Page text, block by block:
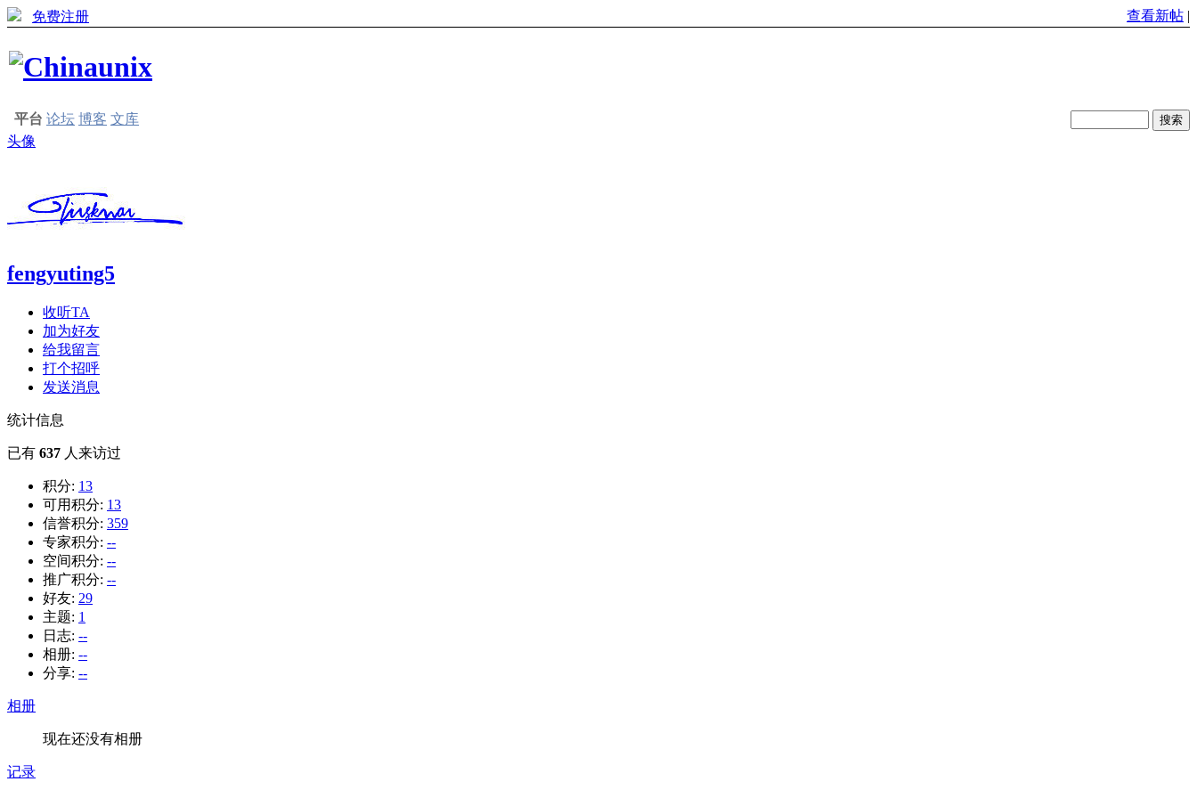
免费注册 查看新帖 |
平台 论坛 博客 文库
头像
fengyuting5
收听TA
加为好友
给我留言
打个招呼
发送消息
统计信息
已有 637 人来访过
积分: 13
可用积分: 13
信誉积分: 359
专家积分: --
空间积分: --
推广积分: --
好友: 29
主题: 1
日志: --
相册: --
分享: --
相册
现在还没有相册
记录